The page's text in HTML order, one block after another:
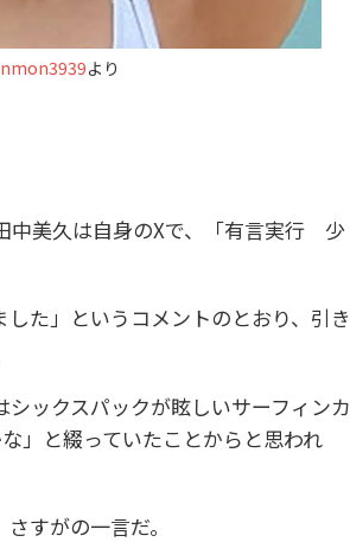
より
中美久は自身のXで、「有言実行 少
た」というコメントのとおり、引き
ックスパックが眩しいサーフィンカ
」と綴っていたことからと思われ
すがの一言だ。